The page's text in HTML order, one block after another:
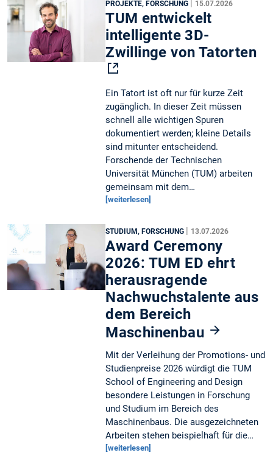
PROJEKTE, FORSCHUNG 15.07.2026
TUM entwickelt
intelligente 3D-
Zwillinge von Tatorten
Ein Tatort ist oft nur für kurze Zeit
zugänglich. In dieser Zeit müssen
schnell alle wichtigen Spuren
dokumentiert werden; kleine Details
sind mitunter entscheidend.
Forschende der Technischen
Universität München (TUM) arbeiten
gemeinsam mit dem…
[weiterlesen]
STUDIUM, FORSCHUNG | 13.07.2026
Award Ceremony
2026: TUM ED ehrt
herausragende
Nachwuchstalente aus
dem Bereich
Maschinenbau
Mit der Verleihung der Promotions- und
Studienpreise 2026 würdigt die TUM
School of Engineering and Design
besondere Leistungen in Forschung
und Studium im Bereich des
Maschinenbaus. Die ausgezeichneten
Arbeiten stehen beispielhaft für die…
[weiterlesen]